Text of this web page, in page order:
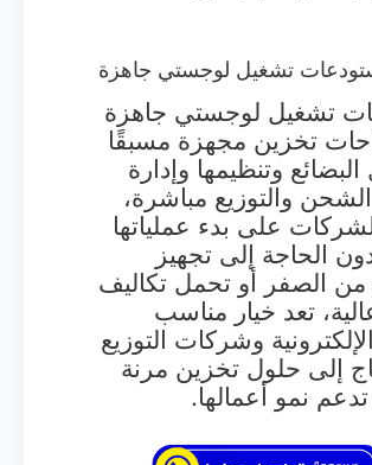
تشغيل لوجستي جاهزة
تشغيل لوجستي جاهزة
تخزين مجهزة مسبقًا
البضائع وتنظيمها وإدارة
والتوزيع مباشرة،
على بدء عملياتها
الحاجة إلى تجهيز
الصفر أو تحمل تكاليف
تعد خيار مناسب
وشركات التوزيع
إلى حلول تخزين مرنة
نمو أعمالها.